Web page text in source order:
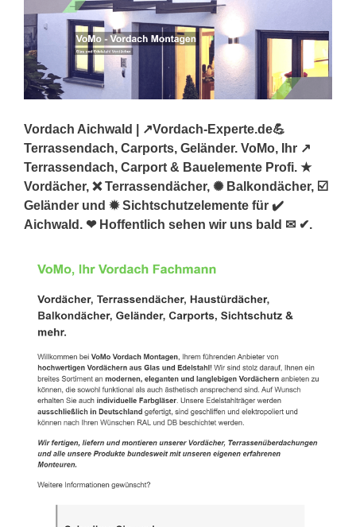
Vordach Aichwald | ↗️Vordach-Experte.de💪
Terrassendach, Carports, Geländer. VoMo, Ihr ↗️
Terrassendach, Carport & Bauelemente Profi. ★
Vordächer, ❌ Terrassendächer, ✺ Balkondächer, ☑️
Geländer und ✹ Sichtschutzelemente für ✔️
Aichwald. ❤ Hoffentlich sehen wir uns bald ✉ ✔.